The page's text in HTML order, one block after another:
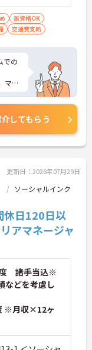
無資格OK
交通費支給
での
マイ
も
しま
してもらう
更新日：2026年07月29日
ソーシャルインク
休日120日以
アマネージャ
諸手当込※
などを考慮し
※月収×12ヶ